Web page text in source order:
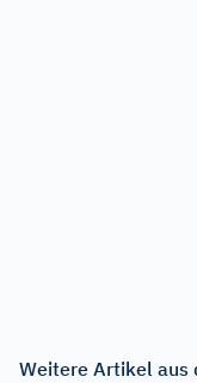
Weitere Artikel aus